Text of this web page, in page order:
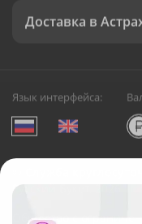
Доставка в
Язык интерфейса:
Служба
Русский Букет, 2026
Общество с